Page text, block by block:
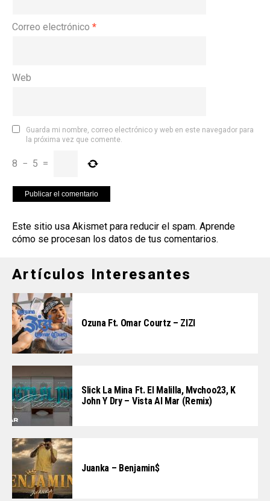
Correo electrónico *
Web
Guarda mi nombre, correo electrónico y web en este navegador para
la próxima vez que comente.
8 − 5 =
Este sitio usa Akismet para reducir el spam. Aprende
cómo se procesan los datos de tus comentarios.
Artículos Interesantes
Ozuna Ft. Omar Courtz – ZIZI
Slick La Mina Ft. El Malilla, Mvchoo23, K
John Y Dry – Vista Al Mar (Remix)
Juanka – Benjamin$